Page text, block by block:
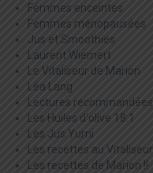
Femmes enceintes
Femmes ménopausées
Jus et Smoothies
Laurent Wiemert
Le Vitaliseur de Marion
Léa Lang
Lectures recommandées
Les Huiles d'olive 18:1
Les Jus Yumi
Les recettes au Vitaliseur
Les recettes de Marion !!